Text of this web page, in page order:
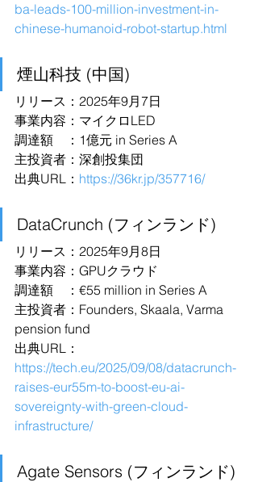
ba-leads-100-million-investment-in-
chinese-humanoid-robot-startup.html
煙山科技 (中国)
リリース：2025年9月7日
事業内容：マイクロLED
調達額　：1億元 in Series A
主投資者：深創投集団
出典URL： https://36kr.jp/357716/
DataCrunch (フィンランド)
リリース：2025年9月8日
事業内容：GPUクラウド
調達額　：€55 million in Series A
主投資者：Founders, Skaala, Varma
pension fund
出典URL：
https://tech.eu/2025/09/08/datacrunch-
raises-eur55m-to-boost-eu-ai-
sovereignty-with-green-cloud-
infrastructure/
Agate Sensors (フィンランド)